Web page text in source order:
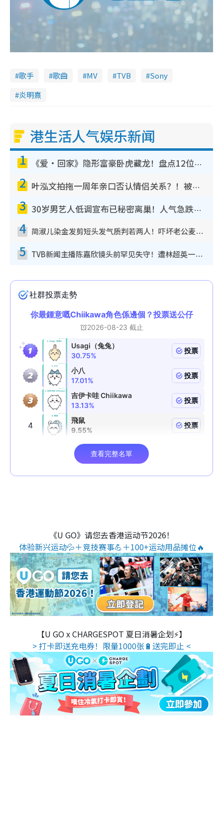
歌手 歌曲 MV TVB
Sony
炎明熹
港生活人气娱乐新闻
1 《爱·回家》隐形富豪卧虎藏龙！盘点12位财气逼人的有钱艺人：这位美女3亿身家不愁做
2 叶泓文拍拖一周年亲口否认情侣关系？！被质疑感情造假竟称GM“普通同事”
3 30岁男艺人低调宣布已秘密离巢！人气急跌变失踪人口：“这几年过得并不容易”
4 简淑儿染金发剪短头发气质判若两人！吓坏老公麦大力都认不出：“你做什么？”
5 TVB新闻主播陈嘉欣镜头前罕见失守！遭林超英一句话突袭吓坏当场大笑
《U GO》请您去香港运动节2026！
体验新兴运动💦＋竞技赛事💪＋100+运动用品摊位🔥
【U GO x CHARGESPOT 夏日消暑企划⚡】
> 打卡即送充电券！限量1000张🔋送完即止 <